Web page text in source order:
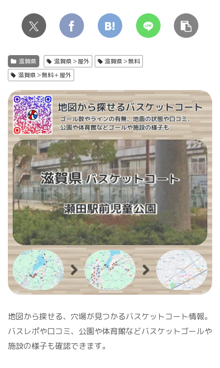
滋賀県 滋賀県＞屋外
滋賀県＞無料
滋賀県＞無料＋屋外
地図から探せる、穴場が見つかるバスケットコート情報。
バスレポや口コミ、公園や体育館などバスケットゴールや
施設の様子も確認できます。